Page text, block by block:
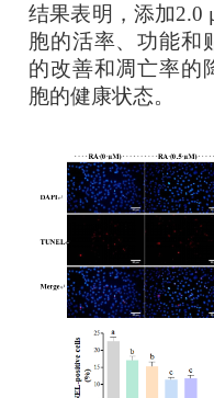
结果表明，添加2.0
胞的活率、功能和
的改善和凋亡率的
胞的健康状态。